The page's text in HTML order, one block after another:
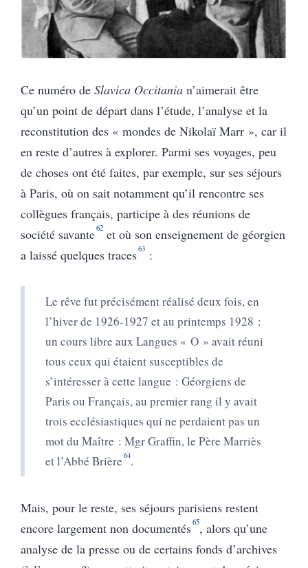
Ce numéro de Slavica Occitania n’aimerait être
qu’un point de départ dans l’étude, l’analyse et la
reconstitution des « mondes de Nikolaï Marr », car il
en reste d’autres à explorer. Parmi ses voyages, peu
de choses ont été faites, par exemple, sur ses séjours
à Paris, où on sait notamment qu’il rencontre ses
collègues français, participe à des réunions de
société savante62 et où son enseignement de géorgien
a laissé quelques traces63 :
Le rêve fut précisément réalisé deux fois, en
l’hiver de 1926-1927 et au printemps 1928 :
un cours libre aux Langues « O » avait réuni
tous ceux qui étaient susceptibles de
s’intéresser à cette langue : Géorgiens de
Paris ou Français, au premier rang il y avait
trois ecclésiastiques qui ne perdaient pas un
mot du Maître : Mgr Graffin, le Père Marriès
et l’Abbé Brière 64.
Mais, pour le reste, ses séjours parisiens restent
encore largement non documentés65, alors qu’une
analyse de la presse ou de certains fonds d’archives